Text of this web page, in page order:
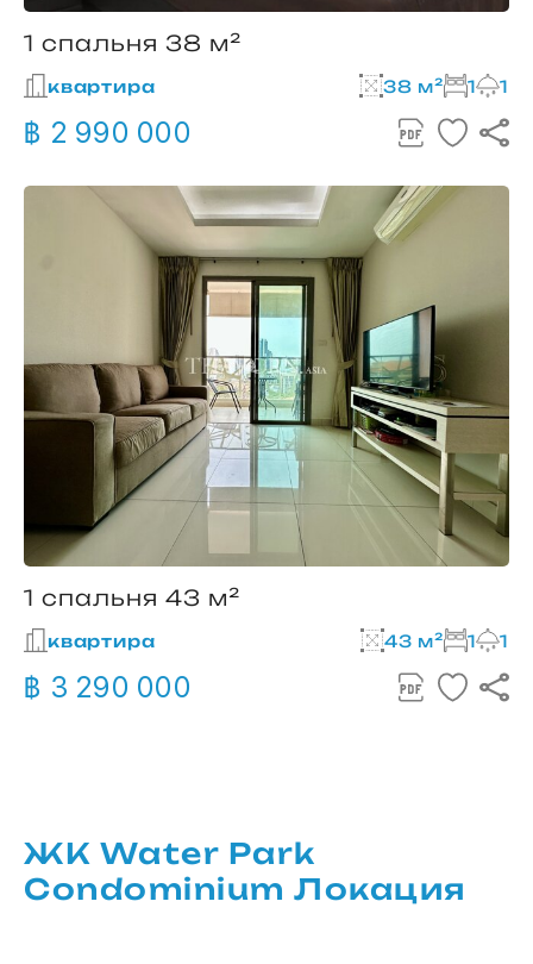
1 спальня 38 м²
квартира 38 м² 1 1
฿ 2 990 000
1 спальня 43 м²
квартира 43 м² 1 1
฿ 3 290 000
ЖК Water Park
Condominium Локация